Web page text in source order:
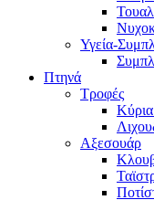
Υγεία-
Πτηνά
Τροφές
Αξεσουάρ